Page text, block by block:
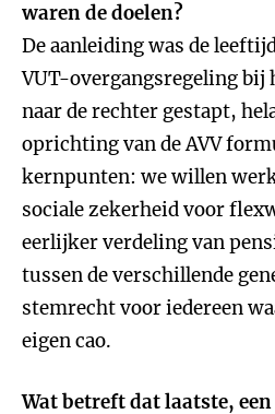
waren de doelen?
De aanleiding was de
VUT-overgangsregeling bij
naar de rechter gestapt,
oprichting van de AVV
kernpunten: we willen
sociale zekerheid voor
eerlijker verdeling van
tussen de verschillende
stemrecht voor iedereen
eigen cao.
Wat betreft dat laatste,